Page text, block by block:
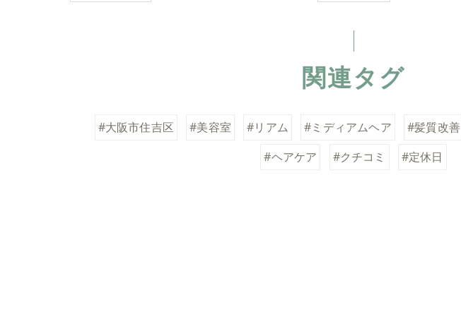
関連タグ
#大阪市住吉区 #美容室 #リアム #ミディアムヘア #髪質改善
#ヘアケア
#クチコミ #定休日